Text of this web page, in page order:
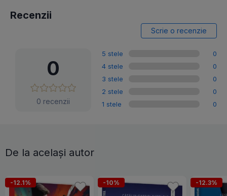
Recenzii
Scrie o recenzie
0
0 recenzii
5 stele
0
4 stele
0
3 stele
0
2 stele
0
1 stele
0
De la același autor
-12.1% -10% -12.3%